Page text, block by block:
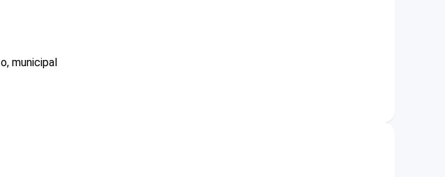
municipal